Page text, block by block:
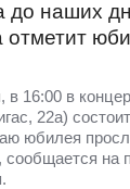
до наших
отметит
в 16:00 в
22а)
юбилея
сообщается на